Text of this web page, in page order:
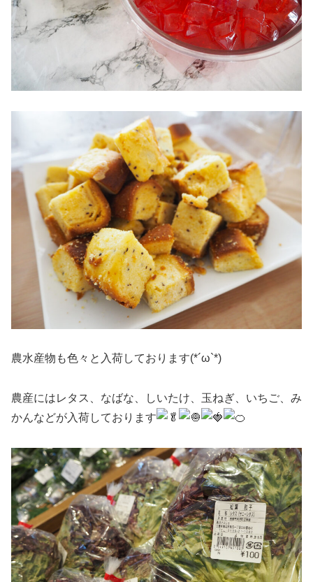
農水産物も色々と入荷しております(*´ω`*)
農産にはレタス、なばな、しいたけ、玉ねぎ、いちご、み
かんなどが入荷しております